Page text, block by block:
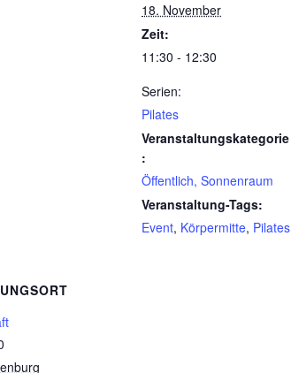
18. November
Zeit:
11:30 - 12:30
Serien:
Pilates
Veranstaltungskategorie
:
Öffentlich, Sonnenraum
Veranstaltung-Tags:
Event, Körpermitte, Pilates